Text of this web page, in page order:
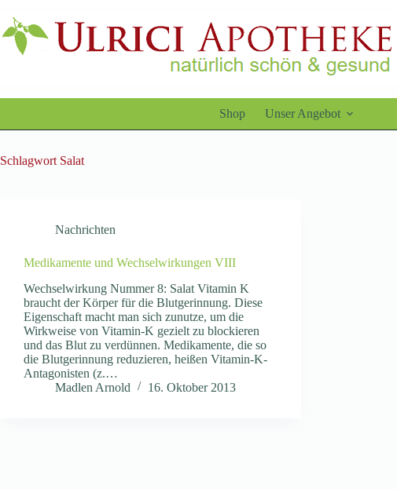
Inhalt
springen
Shop Unser Angebot
Schlagwort Salat
Nachrichten
Medikamente und Wechselwirkungen VIII
Wechselwirkung Nummer 8: Salat Vitamin K
braucht der Körper für die Blutgerinnung. Diese
Eigenschaft macht man sich zunutze, um die
Wirkweise von Vitamin-K gezielt zu blockieren
und das Blut zu verdünnen. Medikamente, die so
die Blutgerinnung reduzieren, heißen Vitamin-K-
Antagonisten (z.…
Madlen Arnold
16. Oktober 2013